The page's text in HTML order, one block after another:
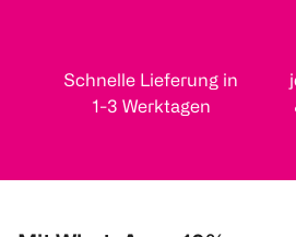
Schnelle Lieferung in
1-3 Werktagen